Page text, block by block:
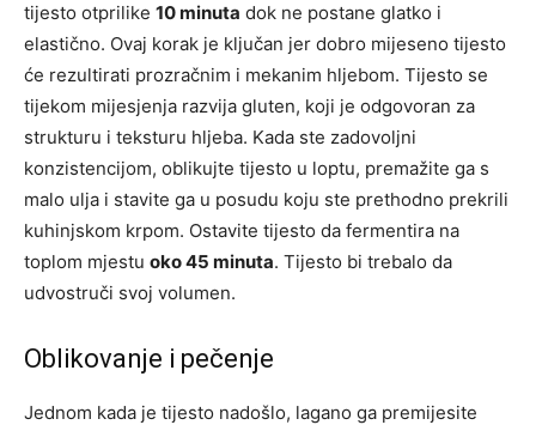
tijesto otprilike 10 minuta dok ne postane glatko i
elastično. Ovaj korak je ključan jer dobro mijeseno tijesto
će rezultirati prozračnim i mekanim hljebom. Tijesto se
tijekom mijesjenja razvija gluten, koji je odgovoran za
strukturu i teksturu hljeba. Kada ste zadovoljni
konzistencijom, oblikujte tijesto u loptu, premažite ga s
malo ulja i stavite ga u posudu koju ste prethodno prekrili
kuhinjskom krpom. Ostavite tijesto da fermentira na
toplom mjestu oko 45 minuta. Tijesto bi trebalo da
udvostruči svoj volumen.
Oblikovanje i pečenje
Jednom kada je tijesto nadošlo, lagano ga premijesite